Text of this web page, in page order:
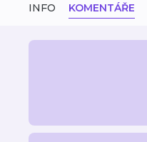
INFO KOMENTÁŘE